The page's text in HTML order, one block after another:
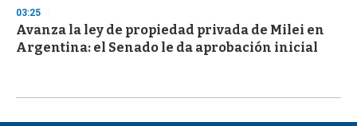
03:25
Avanza la ley de propiedad privada de Milei en
Argentina: el Senado le da aprobación inicial